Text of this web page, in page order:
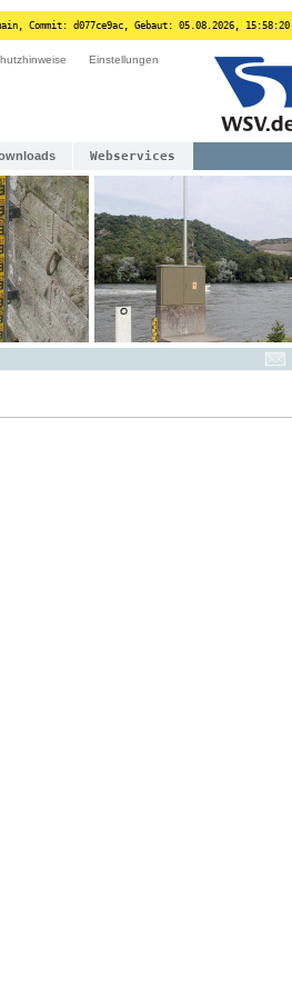
Commit: d077ce9ac, Gebaut: 05.08.2026, 15:58:20
Einstellungen
Webservices